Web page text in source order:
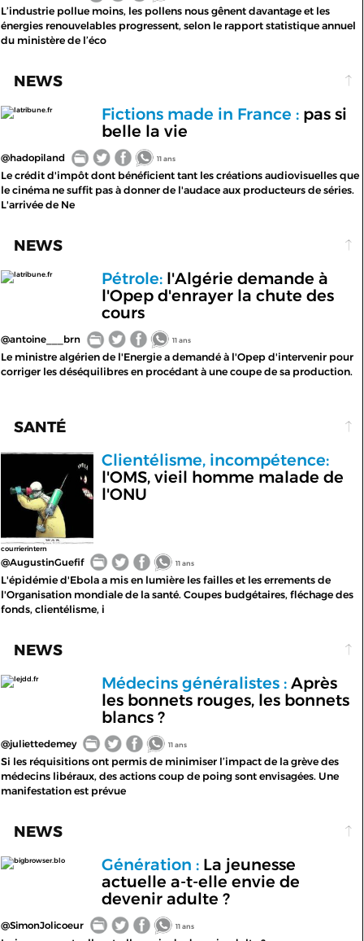
L’industrie pollue moins, les pollens nous gênent davantage et les
énergies renouvelables progressent, selon le rapport statistique annuel
du ministère de l’éco
NEWS
latribune.fr Fictions made in France :pas si
belle la vie
@hadopiland 11 ans
Le crédit d'impôt dont bénéficient tant les créations audiovisuelles que
le cinéma ne suffit pas à donner de l'audace aux producteurs de séries.
L'arrivée de Ne
NEWS
latribune.fr Pétrole:l'Algérie demande à
l'Opep d'enrayer la chute des
cours
@antoine___brn 11 ans
Le ministre algérien de l'Energie a demandé à l'Opep d'intervenir pour
corriger les déséquilibres en procédant à une coupe de sa production.
SANTÉ
courrierintern
Clientélisme, incompétence:
l'OMS, vieil homme malade de
l'ONU
@AugustinGuefif 11 ans
L'épidémie d'Ebola a mis en lumière les failles et les errements de
l'Organisation mondiale de la santé. Coupes budgétaires, fléchage des
fonds, clientélisme, i
NEWS
lejdd.fr Médecins généralistes :Après
les bonnets rouges, les bonnets
blancs ?
@juliettedemey 11 ans
Si les réquisitions ont permis de minimiser l’impact de la grève des
médecins libéraux, des actions coup de poing sont envisagées. Une
manifestation est prévue
NEWS
bigbrowser.blo Génération :La jeunesse
actuelle a-t-elle envie de
devenir adulte ?
@SimonJolicoeur 11 ans